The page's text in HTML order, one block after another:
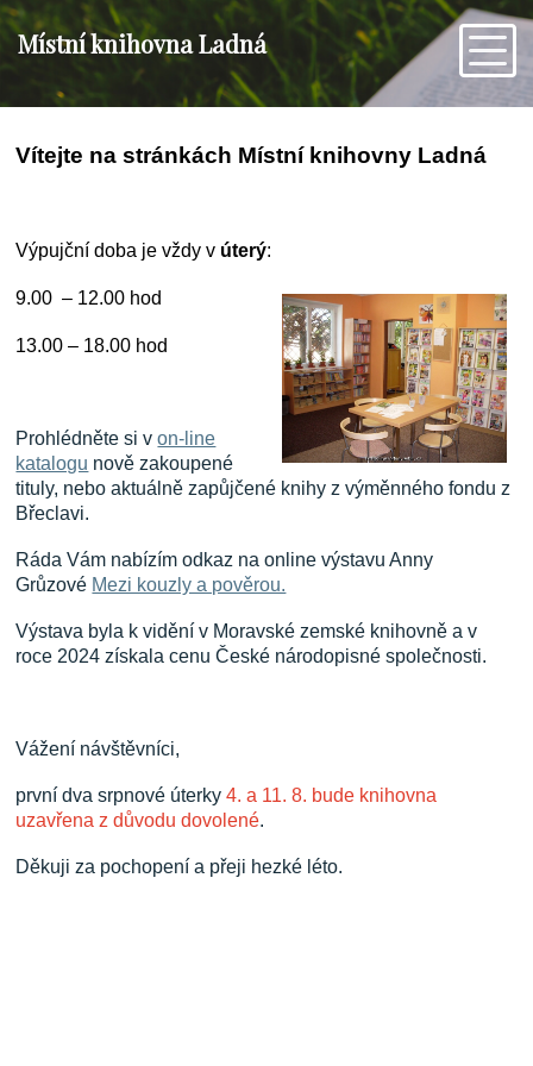
Místní knihovna Ladná
Vítejte na stránkách Místní knihovny Ladná
Výpujční doba je vždy v úterý:
9.00 – 12.00 hod
13.00 – 18.00 hod
Prohlédněte si von-line
katalogu nově zakoupené
tituly, nebo aktuálně zapůjčené knihy z výměnného fondu z
Břeclavi.
Ráda Vám nabízím odkaz na online výstavu Anny
Grůzové Mezi kouzly a pověrou.
Výstava byla k vidění v Moravské zemské knihovně a v
roce 2024 získala cenu České národopisné společnosti.
Vážení návštěvníci,
první dva srpnové úterky4. a 11. 8. bude knihovna
uzavřena z důvodu dovolené.
Děkuji za pochopení a přeji hezké léto.